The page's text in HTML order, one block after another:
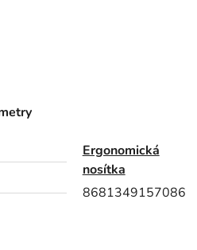
Ergonomická
nosítka
8681349157086